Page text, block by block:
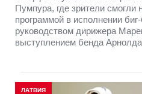
Пумпура, где зрители смогли
программой в исполнении
руководством дирижера
выступлением бенда
ЛАТВИЯ